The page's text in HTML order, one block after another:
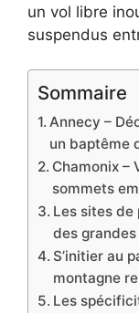
un vol libre
suspendus
Sommaire
Annecy –
un baptême
Chamonix –
sommets
Les sites de
des
S’initier au
montagne
Les